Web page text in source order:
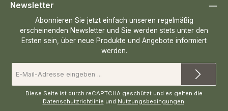
Newsletter
Abonnieren Sie jetzt einfach unseren regelmäßig
erscheinenden Newsletter und Sie werden stets unter den
Ersten sein, über neue Produkte und Angebote informiert
werden.
Mail-
Adresse
Diese Seite ist durch reCAPTCHA geschützt und es gelten die
Datenschutzrichtlinie und Nutzungsbedingungen